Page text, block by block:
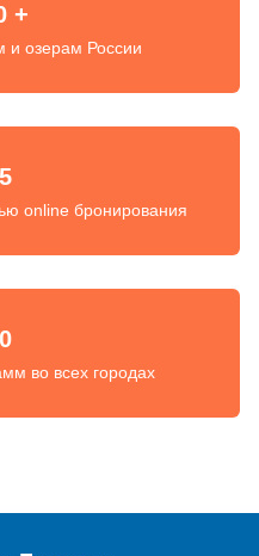
+
и озерам России
online бронирования
во всех городах